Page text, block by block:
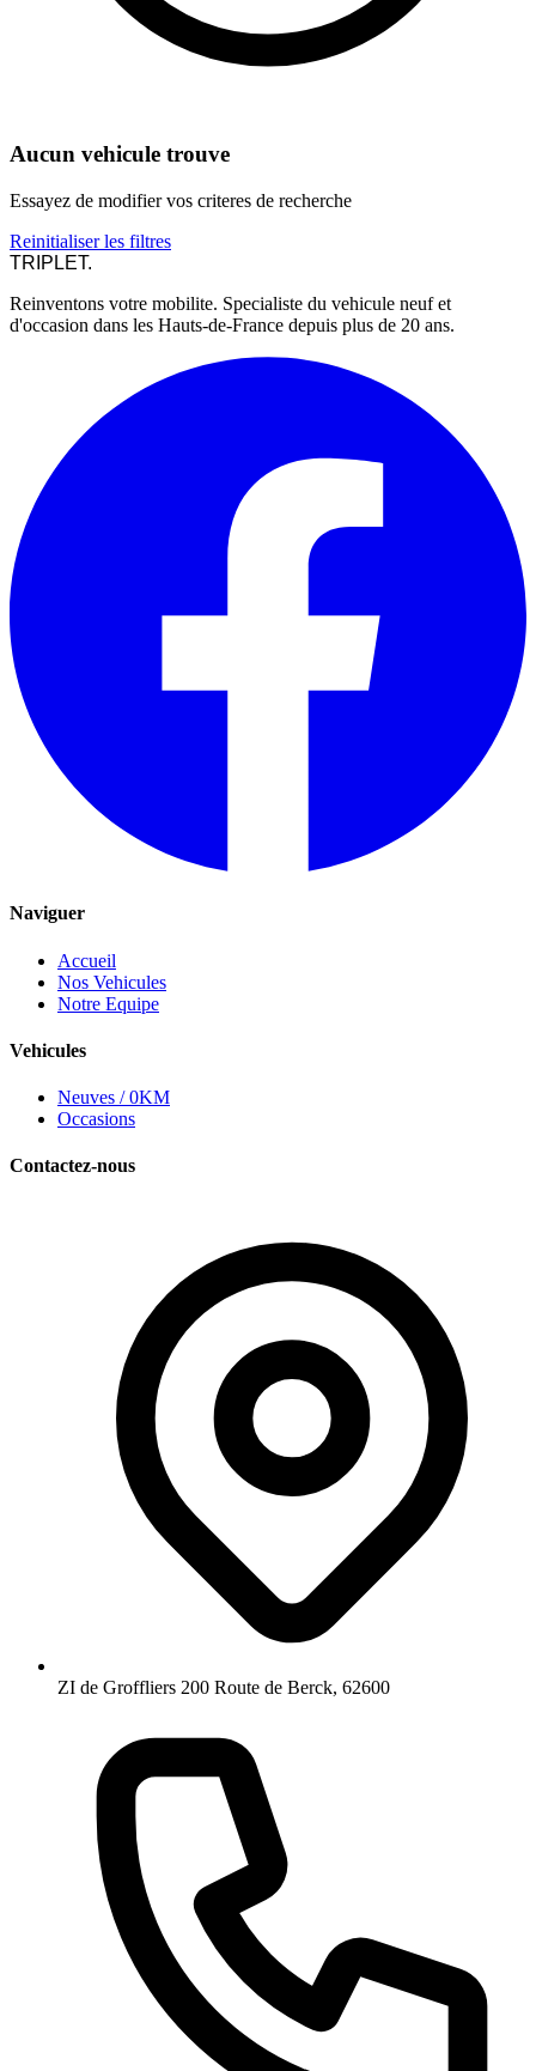
Aucun vehicule trouve
Essayez de modifier vos criteres de recherche
Reinitialiser les filtres
TRIPLET.
Reinventons votre mobilite. Specialiste du vehicule neuf et
d'occasion dans les Hauts-de-France depuis plus de 20 ans.
Naviguer
Accueil
Nos Vehicules
Notre Equipe
Vehicules
Neuves / 0KM
Occasions
Contactez-nous
ZI de Groffliers 200 Route de Berck, 62600